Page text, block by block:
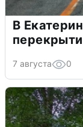
В
7 августа 0